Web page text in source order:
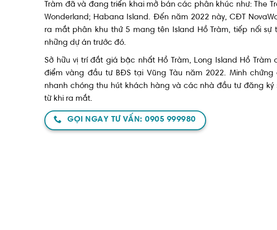
Tràm đã và đang triển khai mở bán các phân khúc như: The
Wonderland; Habana Island. Đến năm 2022 này, CĐT
ra mắt phân khu thứ 5 mang tên Island Hồ Tràm, tiếp nối sự
những dự án trước đó.
Sở hữu vị trí đắt giá bậc nhất Hồ Tràm, Long Island Hồ Tràm
điểm vàng đầu tư BĐS tại Vũng Tàu năm 2022. Minh
nhanh chóng thu hút khách hàng và các nhà đầu tư đăng ký
từ khi ra mắt.
GỌI NGAY TƯ VẤN: 0905 999980